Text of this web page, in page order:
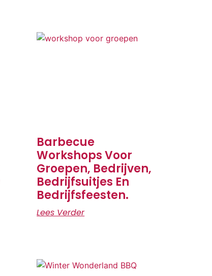
Barbecue
Workshops Voor
Groepen, Bedrijven,
Bedrijfsuitjes En
Bedrijfsfeesten.
Lees Verder